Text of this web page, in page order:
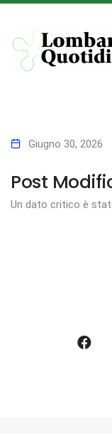
Giugno 30, 2026
Post
Un dato critico è